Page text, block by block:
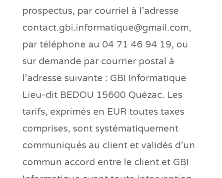
prospectus, par courriel à l’adresse
contact.gbi.informatique@gmail.com,
par téléphone au 04 71 46 94 19, ou
sur demande par courrier postal à
l’adresse suivante : GBI Informatique
Lieu-dit BEDOU 15600 Quézac. Les
tarifs, exprimés en EUR toutes taxes
comprises, sont systématiquement
communiqués au client et validés d’un
commun accord entre le client et GBI